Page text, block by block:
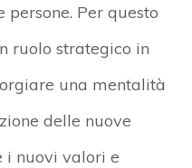
Per questo
ruolo strategico in
una mentalità
delle nuove
i nuovi valori e